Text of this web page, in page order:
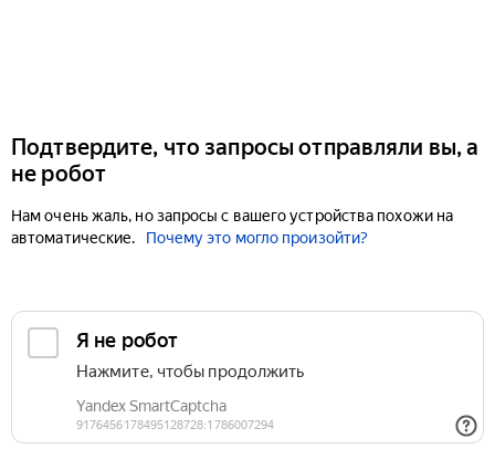
Подтвердите, что запросы отправляли вы, а
не робот
Нам очень жаль, но запросы с вашего устройства похожи на
автоматические.
Почему это могло произойти?